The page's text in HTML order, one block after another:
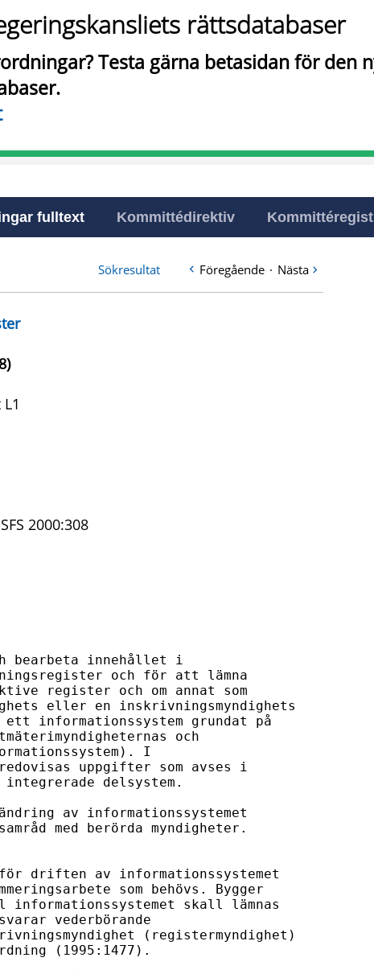
rättsdatabaser
Testa gärna betasidan för den
fulltext Kommittédirektiv
Sökresultat Föregående · Nästa
SFS 2000:308